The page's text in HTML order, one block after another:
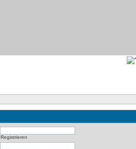
Registrieren